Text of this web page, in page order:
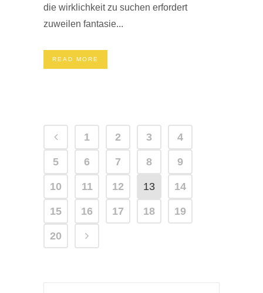
die wirklichkeit zu suchen erfordert
zuweilen fantasie...
READ MORE
1 2 3 4
5 6 7 8 9
10 11 12 13 14
15 16 17 18 19
20